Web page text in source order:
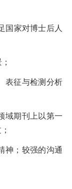
国家对博士后人
表征与检测分析
域期刊上以第一
神；较强的沟通